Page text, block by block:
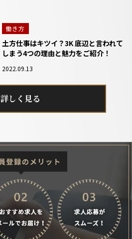
働き方
土方仕事はキツイ？3K 底辺と言われて
しまう4つの理由と魅力をご紹介！
2022.09.13
詳しく見る